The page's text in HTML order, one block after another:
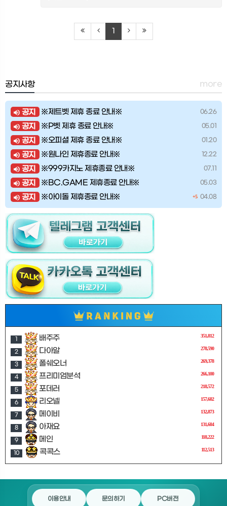
1
more
공지사항
06.26
공지 ※제트벳 제휴 종료 안내※
05.01
공지 ※P벳 제휴 종료 안내※
01.20
공지 ※오피셜 제휴 종료 안내※
12.22
공지 ※원나인 제휴종료 안내※
07.11
공지 ※999카지노 제휴종료 안내※
05.03
공지 ※BC.GAME 제휴종료 안내※
+5 04.08
공지 ※아이돌 제휴종료 안내※
351,812
1 배주주
278,590
2 다아알
269,378
3 폴쉐오너
266,100
4 프리미엄분석
218,572
5 포데러
157,602
6 리오넬
132,873
7 메이비
131,604
8 아재요
118,222
9 메인
112,513
10 콕콕스
이용안내 문의하기 PC버전